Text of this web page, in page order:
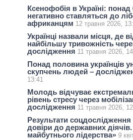
Ксенофобія в Україні:
негативно ставляться до
африканцям 12 травня 2026,
Українці назвали місця, де
найбільшу тривожність
дослідження 11 травня 2026,
Понад половина українців
скупчень людей –
13:41
Молодь відчуває
рівень стресу через
дослідження 11 травня 2026,
Результати соцдослідження
довіри до державних діячів.
майбутнього лідерства» 9